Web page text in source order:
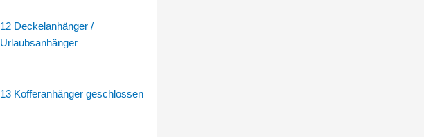
12 Deckelanhänger /
Urlaubsanhänger
13 Kofferanhänger geschlossen